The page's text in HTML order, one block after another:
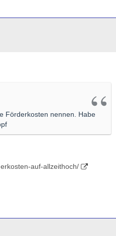
Förderkosten nennen. Habe
auf-allzeithoch/